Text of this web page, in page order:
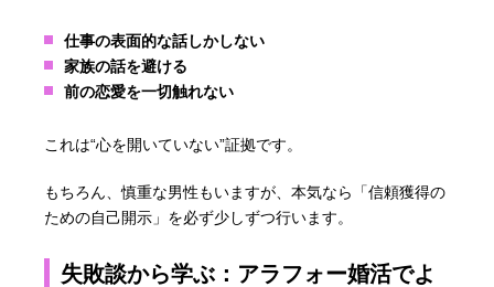
仕事の表面的な話しかしない
家族の話を避ける
前の恋愛を一切触れない
これは“心を開いていない”証拠です。
もちろん、慎重な男性もいますが、本気なら「信頼獲得の
ための自己開示」を必ず少しずつ行います。
失敗談から学ぶ：アラフォー婚活でよ